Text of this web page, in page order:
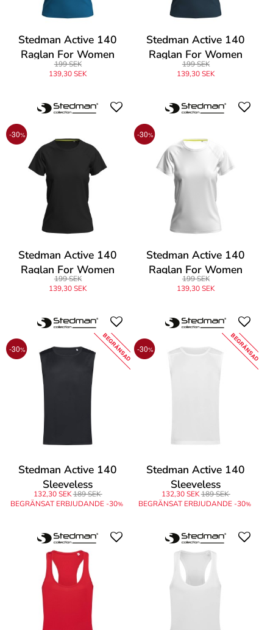
Stedman Active 140
Raglan For Women
199 SEK
139,30 SEK
Stedman Active 140
Raglan For Women
199 SEK
139,30 SEK
-30%
Stedman Active 140
Raglan For Women
199 SEK
139,30 SEK
-30%
Stedman Active 140
Raglan For Women
199 SEK
139,30 SEK
-30% BEGRÄNSAD
Stedman Active 140
Sleeveless
132,30 SEK189 SEK
BEGRÄNSAT ERBJUDANDE -30%
-30% BEGRÄNSAD
Stedman Active 140
Sleeveless
132,30 SEK189 SEK
BEGRÄNSAT ERBJUDANDE -30%